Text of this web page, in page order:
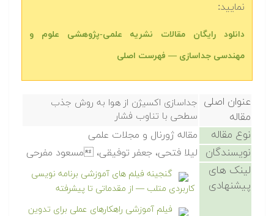
نمایید:
دانلود رایگان مقالات نشریه علمی-پژوهشی علوم و
مهندسی جداسازی — فهرست اصلی
عنوان اصلی
مقاله
جداسازی اکسیژن از هوا به روش جذب
سطحی با تناوب فشار
نوع مقاله مقاله ژورنال و مجلات علمی
نویسندگان لیلا فتحی، جعفر توفیقی، مسعود مفرحی
لینک های
پیشنهادی
گنجینه فیلم های آموزشی برنامه نویسی
کاربردی متلب — از مقدماتی تا پیشرفته
فیلم آموزشی راهکارهای عملی برای تدوین